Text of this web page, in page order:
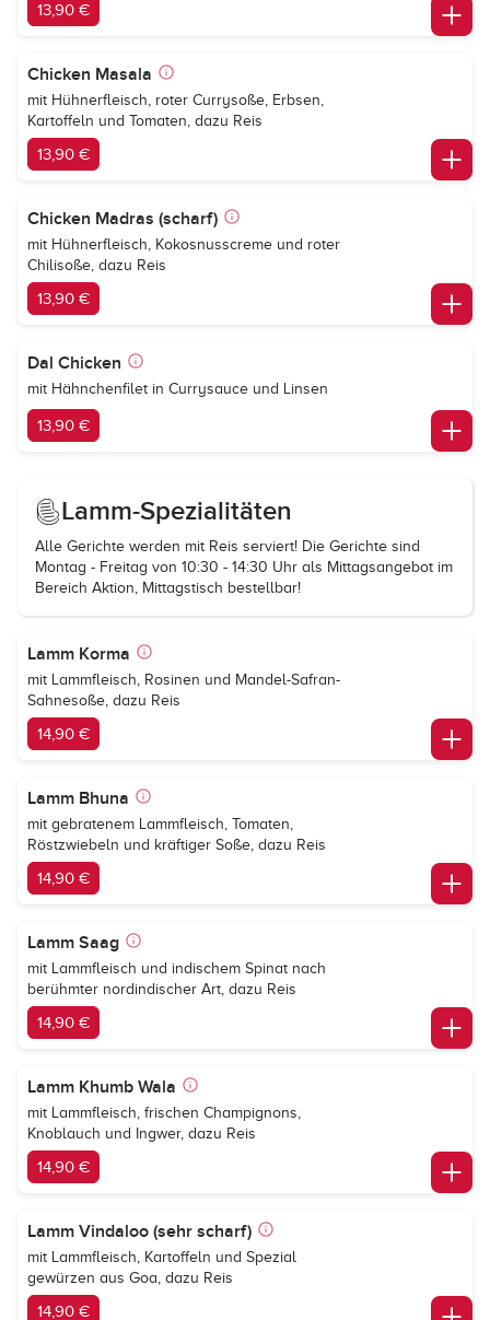
13,90 €
Chicken Masala
mit Hühnerfleisch, roter Currysoße, Erbsen,
Kartoffeln und Tomaten, dazu Reis
13,90 €
Chicken Madras (scharf)
mit Hühnerfleisch, Kokosnusscreme und roter
Chilisoße, dazu Reis
13,90 €
Dal Chicken
mit Hähnchenfilet in Currysauce und Linsen
13,90 €
Lamm-Spezialitäten
Alle Gerichte werden mit Reis serviert! Die Gerichte sind
Montag - Freitag von 10:30 - 14:30 Uhr als Mittagsangebot im
Bereich Aktion, Mittagstisch bestellbar!
Lamm Korma
mit Lammfleisch, Rosinen und Mandel-Safran-
Sahnesoße, dazu Reis
14,90 €
Lamm Bhuna
mit gebratenem Lammfleisch, Tomaten,
Röstzwiebeln und kräftiger Soße, dazu Reis
14,90 €
Lamm Saag
mit Lammfleisch und indischem Spinat nach
berühmter nordindischer Art, dazu Reis
14,90 €
Lamm Khumb Wala
mit Lammfleisch, frischen Champignons,
Knoblauch und Ingwer, dazu Reis
14,90 €
Lamm Vindaloo (sehr scharf)
mit Lammfleisch, Kartoffeln und Spezial
gewürzen aus Goa, dazu Reis
14,90 €